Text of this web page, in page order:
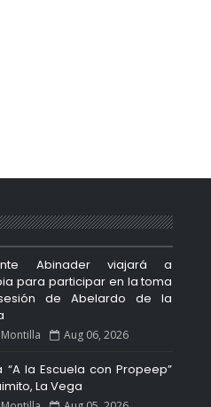
Abinader viajará a
para participar en la toma
de Abelardo de la
Aug 06, 2026
“A la Escuela con Propeep”
La Vega